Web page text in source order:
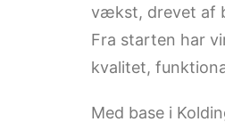
vækst, drevet af
Fra starten har
kvalitet,
Med base i